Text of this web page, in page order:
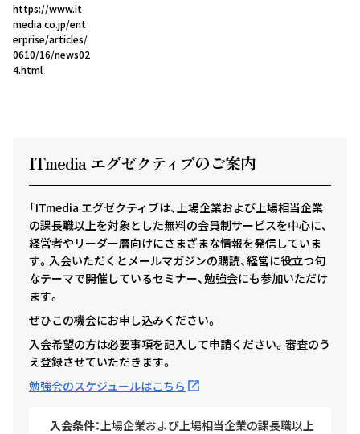
https://www.it
media.co.jp/ent
erprise/articles/
0610/16/news02
4.html
ITmedia エグゼクティ ブのご案内
「ITmedia エグゼクティブは、上場企業および上場相当企業
の課長職以上を対象とした無料の会員制サービスを中心に、
経営者やリーダー層向けにさまざまな情報を発信していま
す。入会いただくとメールマガジンの購読、経営に役立つ旬
なテーマで開催しているセミナー、勉強会にも参加いただけ
ます。
ぜひこの機会にお申し込みください。
入会希望の方は必要事項を記入して申請ください。審査のう
え登録させていただきます。
勉強会のスケジュールはこちら
入会条件： 上場企業および上場相当企業の課長職以上